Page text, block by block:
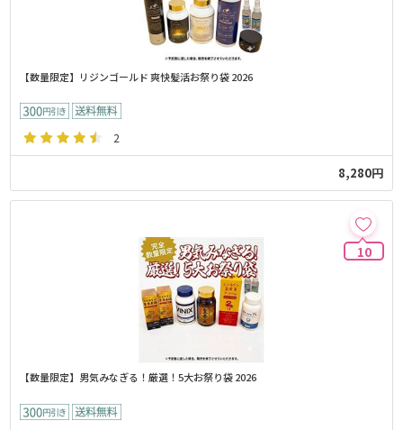
【数量限定】リジンゴールド 爽快髪活お祭り袋 2026
2
8,280円
10
【数量限定】男気みなぎる！厳選！5大お祭り袋 2026